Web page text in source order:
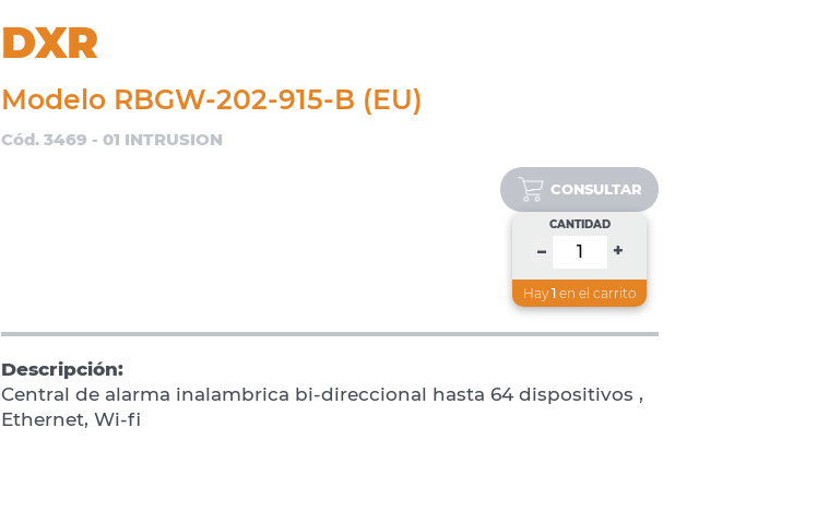
DXR
Modelo RBGW-202-915-B (EU)
Cód. 3469 - 01 INTRUSION
CONSULTAR
CANTIDAD
– +
Hay1 en el carrito
Descripción:
Central de alarma inalambrica bi-direccional hasta 64 dispositivos ,
Ethernet, Wi-fi